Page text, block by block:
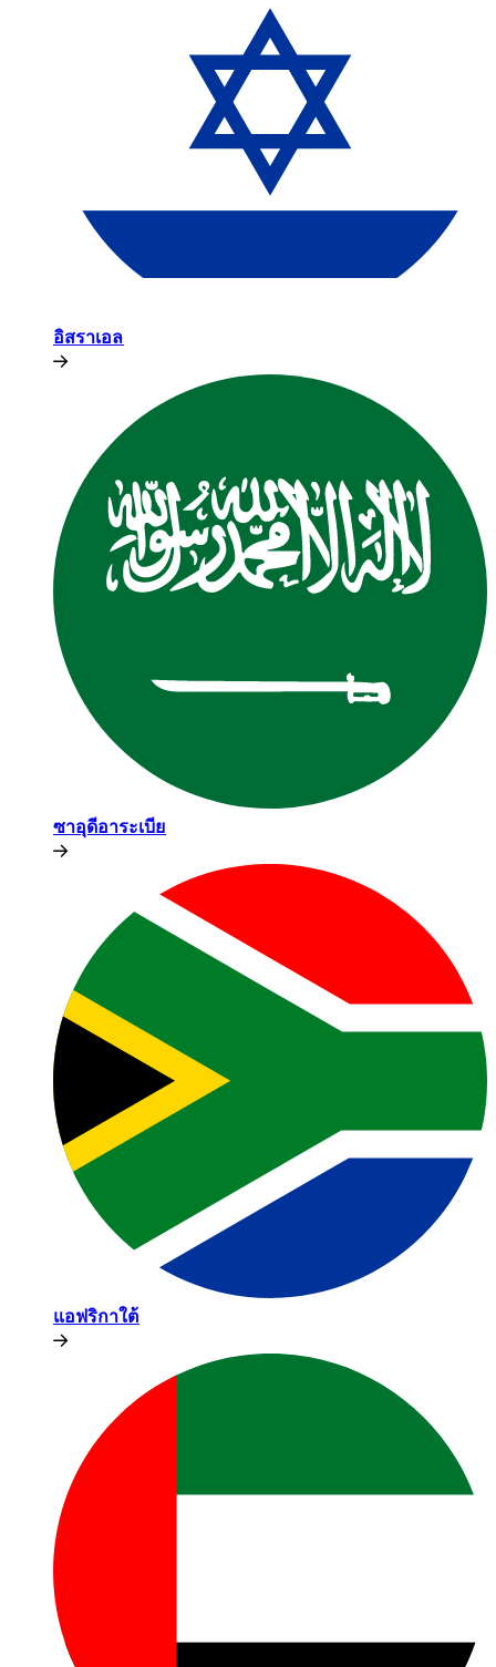
อิสราเอล​​
ซาอุดีอาระเบีย​​
แอฟริกาใต้​​